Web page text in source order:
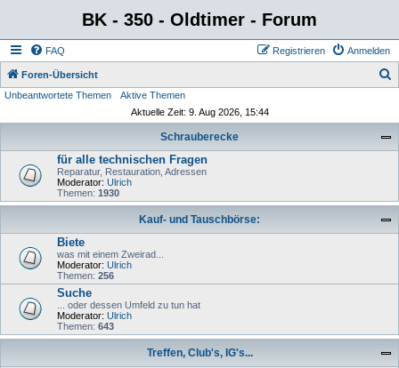
BK - 350 - Oldtimer - Forum
FAQ Anmelden
Registrieren
Foren-Übersicht
Unbeantwortete Themen
Aktive Themen
Aktuelle Zeit: 9. Aug 2026, 15:44
Schrauberecke
für alle technischen Fragen
Reparatur, Restauration, Adressen
Moderator: Ulrich
Themen: 1930
Kauf- und Tauschbörse:
Biete
was mit einem Zweirad...
Moderator: Ulrich
Themen: 256
Suche
... oder dessen Umfeld zu tun hat
Moderator: Ulrich
Themen: 643
Treffen, Club's, IG's...